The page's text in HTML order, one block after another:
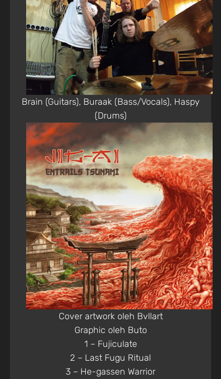
Brain (Guitars), Buraak (Bass/Vocals), Haspy
(Drums)
Cover artwork oleh Bvllart
Graphic oleh Buto
1 – Fujiculate
2 – Last Fugu Ritual
3 – He-gassen Warrior